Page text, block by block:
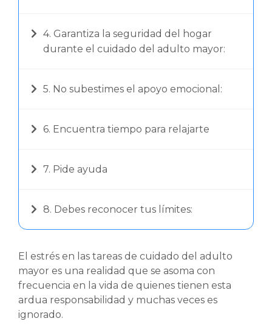
4. Garantiza la seguridad del hogar
durante el cuidado del adulto mayor:
5. No subestimes el apoyo emocional:
6. Encuentra tiempo para relajarte
7. Pide ayuda
8. Debes reconocer tus límites:
El estrés en las tareas de cuidado del adulto
mayor es una realidad que se asoma con
frecuencia en la vida de quienes tienen esta
ardua responsabilidad y muchas veces es
ignorado.